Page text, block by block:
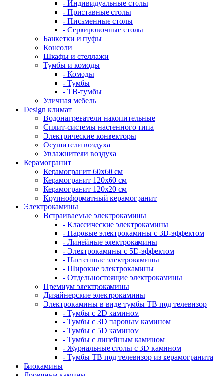
- Индивидуальные столы
- Приставные столы
- Письменные столы
- Сервировочные столы
Банкетки и пуфы
Консоли
Шкафы и стеллажи
Тумбы и комоды
- Комоды
- Тумбы
- ТВ-тумбы
Уличная мебель
Design климат
Водонагреватели накопительные
Сплит-системы настенного типа
Электрические конвекторы
Осушители воздуха
Увлажнители воздуха
Керамогранит
Керамогранит 60х60 см
Керамогранит 120х60 см
Керамогранит 120х20 см
Крупноформатный керамогранит
Электрокамины
Встраиваемые электрокамины
- Классические электрокамины
- Паровые электрокамины с 3D-эффектом
- Линейные электрокамины
- Электрокамины с 5D-эффектом
- Настенные электрокамины
- Широкие электрокамины
- Отдельностоящие электрокамины
Премиум электрокамины
Дизайнерские электрокамины
Электрокамины в виде тумбы ТВ под телевизор
- Тумбы с 2D камином
- Тумбы с 3D паровым камином
- Тумбы с 5D камином
- Тумбы с линейным камином
- Журнальные столы с 3D камином
- Тумбы ТВ под телевизор из керамогранита
Биокамины